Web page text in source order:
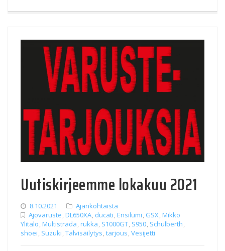
Uutiskirjeemme lokakuu 2021
8.10.2021
Ajankohtaista
Ajovaruste,DL650XA, ducati,Ensilumi, GSX,Mikko
Ylitalo,Multistrada,rukka, S1000GT, S950, Schulberth,
shoei, Suzuki,Talvisäilytys,tarjous,Vesijetti